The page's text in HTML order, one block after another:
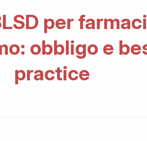
per
obbligo e
practice